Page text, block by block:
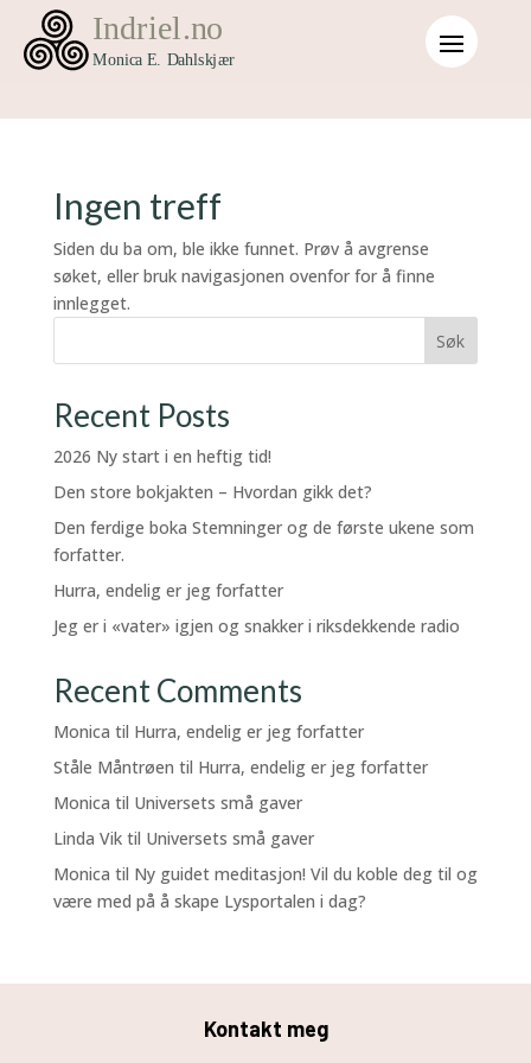
Ingen treff
Siden du ba om, ble ikke funnet. Prøv å avgrense
søket, eller bruk navigasjonen ovenfor for å finne
innlegget.
Søk
Recent Posts
2026 Ny start i en heftig tid!
Den store bokjakten – Hvordan gikk det?
Den ferdige boka Stemninger og de første ukene som
forfatter.
Hurra, endelig er jeg forfatter
Jeg er i «vater» igjen og snakker i riksdekkende radio
Recent Comments
Monica til Hurra, endelig er jeg forfatter
Ståle Måntrøen til Hurra, endelig er jeg forfatter
Monica til Universets små gaver
Linda Viktil Universets små gaver
Monica til Ny guidet meditasjon! Vil du koble deg til og
være med på å skape Lysportalen i dag?
Kontakt meg